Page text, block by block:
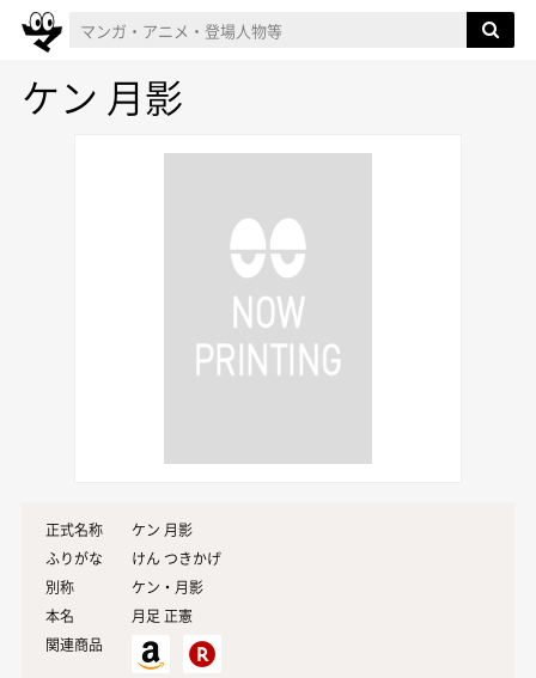
ケン 月影
正式名称
ケン 月影
ふりがな
けん つきかげ
別称
ケン・月影
本名
月足 正憲
関連商品